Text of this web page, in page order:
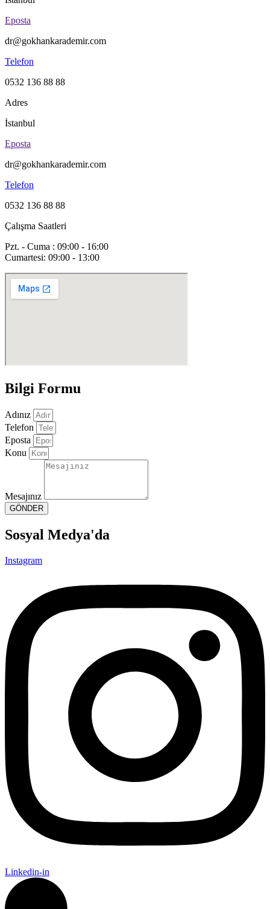
Eposta
dr@gokhankarademir.com
Telefon
0532 136 88 88
Adres
İstanbul
Eposta
dr@gokhankarademir.com
Telefon
0532 136 88 88
Çalışma Saatleri
Pzt. - Cuma : 09:00 - 16:00
Cumartesi: 09:00 - 13:00
Bilgi Formu
Adınız
Telefon
Eposta
Konu
Mesajınız
GÖNDER
Sosyal Medya'da
Instagram
Linkedin-in